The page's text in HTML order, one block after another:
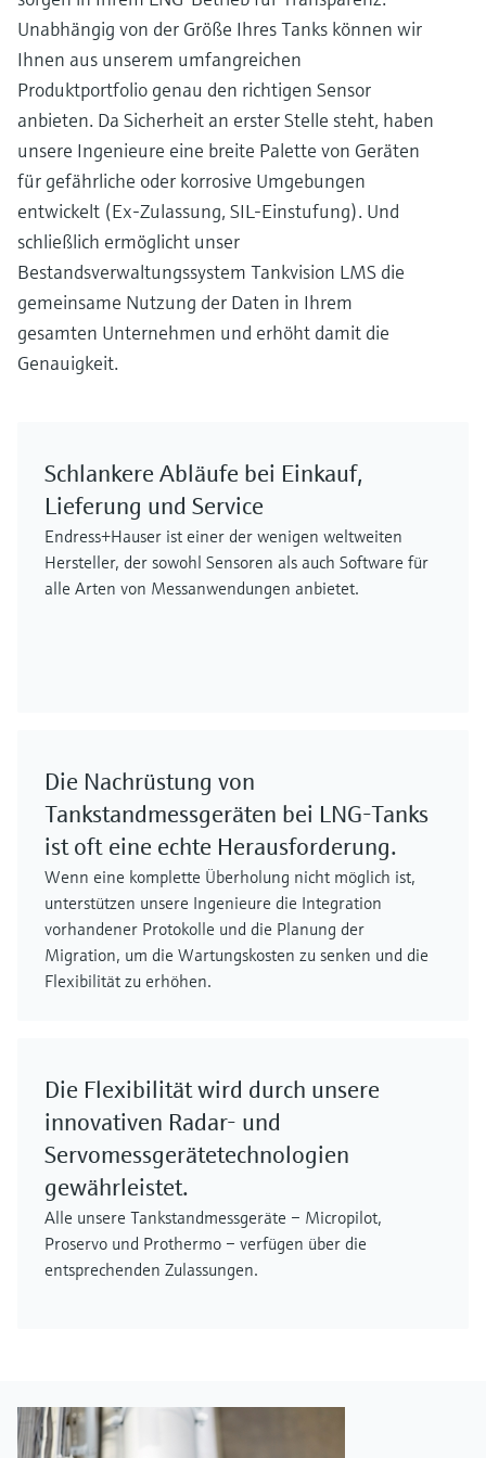
Unabhängig von der Größe Ihres Tanks können wir
Ihnen aus unserem umfangreichen
Produktportfolio genau den richtigen Sensor
anbieten. Da Sicherheit an erster Stelle steht, haben
unsere Ingenieure eine breite Palette von Geräten
für gefährliche oder korrosive Umgebungen
entwickelt (Ex-Zulassung, SIL-Einstufung). Und
schließlich ermöglicht unser
Bestandsverwaltungssystem Tankvision LMS die
gemeinsame Nutzung der Daten in Ihrem
gesamten Unternehmen und erhöht damit die
Genauigkeit.
Schlankere Abläufe bei Einkauf,
Lieferung und Service
Endress+Hauser ist einer der wenigen weltweiten
Hersteller, der sowohl Sensoren als auch Software für
alle Arten von Messanwendungen anbietet.
Die Nachrüstung von
Tankstandmessgeräten bei LNG-Tanks
ist oft eine echte Herausforderung.
Wenn eine komplette Überholung nicht möglich ist,
unterstützen unsere Ingenieure die Integration
vorhandener Protokolle und die Planung der
Migration, um die Wartungskosten zu senken und die
Flexibilität zu erhöhen.
Die Flexibilität wird durch unsere
innovativen Radar- und
Servomessgerätetechnologien
gewährleistet.
Alle unsere Tankstandmessgeräte – Micropilot,
Proservo und Prothermo – verfügen über die
entsprechenden Zulassungen.